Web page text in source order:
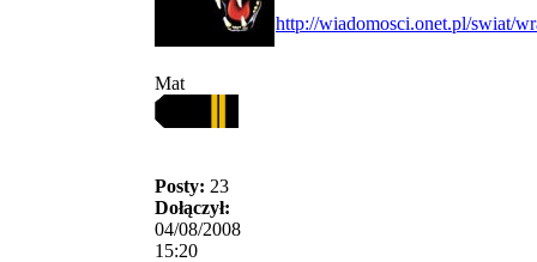
Mat
Posty: 23
Dołączył:
04/08/2008
15:20
http://wiadomosci.onet.pl/swiat/